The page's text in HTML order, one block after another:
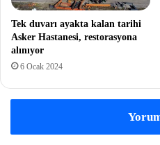
Tek duvarı ayakta kalan tarihi
Asker Hastanesi, restorasyona
alınıyor
6 Ocak 2024